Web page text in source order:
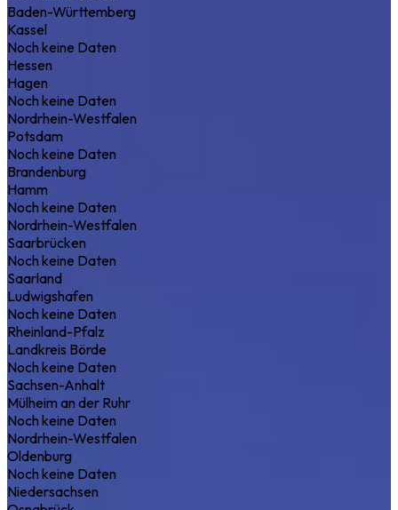
Baden-Württemberg
Kassel
Noch keine Daten
Hessen
Hagen
Noch keine Daten
Nordrhein-Westfalen
Potsdam
Noch keine Daten
Brandenburg
Hamm
Noch keine Daten
Nordrhein-Westfalen
Saarbrücken
Noch keine Daten
Saarland
Ludwigshafen
Noch keine Daten
Rheinland-Pfalz
Landkreis Börde
Noch keine Daten
Sachsen-Anhalt
Mülheim an der Ruhr
Noch keine Daten
Nordrhein-Westfalen
Oldenburg
Noch keine Daten
Niedersachsen